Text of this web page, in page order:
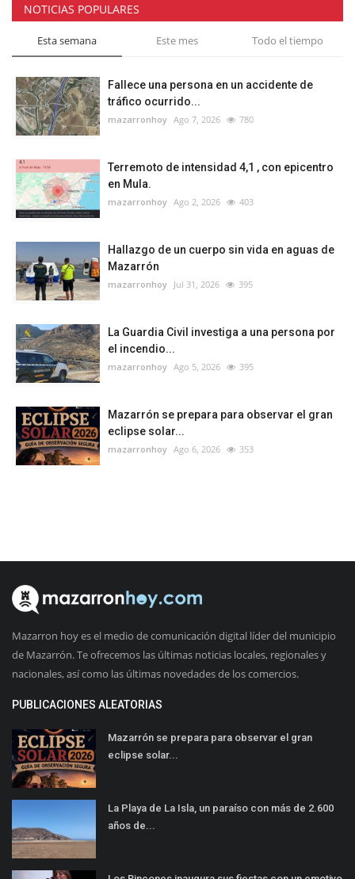
NOTICIAS POPULARES
Esta semana Este mes Todo el tiempo
Fallece una persona en un accidente de
tráfico ocurrido...
mazarronhoy Ago 7, 2026 780
Terremoto de intensidad 4,1 , con epicentro
en Mula.
mazarronhoy Ago 2, 2026 403
Hallazgo de un cuerpo sin vida en aguas de
Mazarrón
mazarronhoy Jul 31, 2026 395
La Guardia Civil investiga a una persona por
el incendio...
mazarronhoy Ago 5, 2026 395
Mazarrón se prepara para observar el gran
eclipse solar...
mazarronhoy Ago 6, 2026 353
Mazarron hoy es el medio de comunicación digital líder del municipio
de Mazarrón. Te ofrecemos las últimas noticias locales, regionales y
nacionales, así como las últimas novedades de los comercios.
PUBLICACIONES ALEATORIAS
Mazarrón se prepara para observar el gran
eclipse solar...
La Playa de La Isla, un paraíso con más de 2.600
años de...